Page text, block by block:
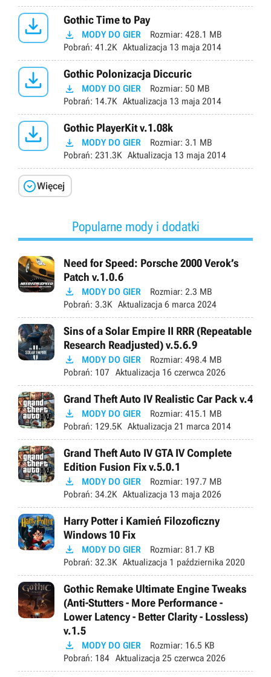
 Gothic Time to Pay
 MODY DO GIER Rozmiar: 428.1 MB
Pobrań: 41.2K Aktualizacja 13 maja 2014
 Gothic Polonizacja Diccuric
 MODY DO GIER Rozmiar: 50 MB
Pobrań: 14.7K Aktualizacja 13 maja 2014
 Gothic PlayerKit v.1.08k
 MODY DO GIER Rozmiar: 3.1 MB
Pobrań: 231.3K Aktualizacja 13 maja 2014
Więcej
Popularne mody i dodatki
Need for Speed: Porsche 2000 Verok’s
Patch v.1.0.6
 MODY DO GIER Rozmiar: 2.3 MB
Pobrań: 3.3K Aktualizacja 6 marca 2024
Sins of a Solar Empire II RRR (Repeatable
Research Readjusted) v.5.6.9
 MODY DO GIER Rozmiar: 498.4 MB
Pobrań: 107 Aktualizacja 16 czerwca 2026
Grand Theft Auto IV Realistic Car Pack v.4
 MODY DO GIER Rozmiar: 415.1 MB
Pobrań: 129.5K Aktualizacja 21 marca 2014
Grand Theft Auto IV GTA IV Complete
Edition Fusion Fix v.5.0.1
 MODY DO GIER Rozmiar: 197.7 MB
Pobrań: 34.2K Aktualizacja 13 maja 2026
Harry Potter i Kamień Filozoficzny
Windows 10 Fix
 MODY DO GIER Rozmiar: 81.7 KB
Pobrań: 32.3K Aktualizacja 1 października 2020
Gothic Remake Ultimate Engine Tweaks
(Anti-Stutters - More Performance -
Lower Latency - Better Clarity - Lossless)
v.1.5
 MODY DO GIER Rozmiar: 16.5 KB
Pobrań: 184 Aktualizacja 25 czerwca 2026